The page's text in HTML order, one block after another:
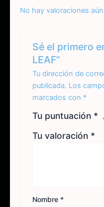
No hay valoraciones
Sé el primero
LEAF”
Tu dirección de
publicada. Los
marcados con *
Tu puntuación *
Tu valoración *
Nombre *